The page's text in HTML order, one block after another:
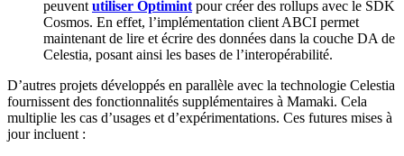
peuventutiliser Optimintpour créer des rollups avec le SDK
Cosmos. En effet, l’implémentation client ABCI permet
maintenant de lire et écrire des données dans la couche DA de
Celestia, posant ainsi les bases de l’interopérabilité.
D’autres projets développés en parallèle avec la technologie Celestia
fournissent des fonctionnalités supplémentaires à Mamaki. Cela
multiplie les cas d’usages et d’expérimentations. Ces futures mises à
jour incluent :